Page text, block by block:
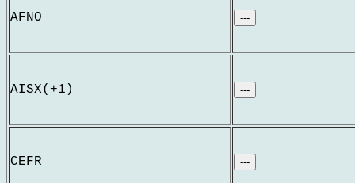
AFNO ---
AISX(+1) ---
CEFR ---